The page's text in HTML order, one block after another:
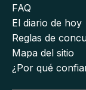
FAQ
El diario de hoy
Reglas de
Mapa del sitio
¿Por qué